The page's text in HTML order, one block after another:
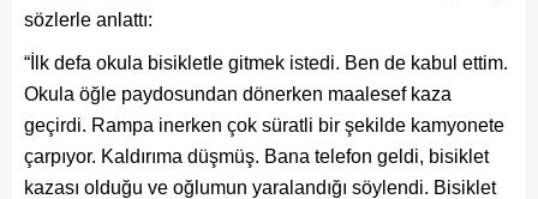
sözlerle anlattı:
“İlk defa okula bisikletle gitmek istedi. Ben de kabul ettim.
Okula öğle paydosundan dönerken maalesef kaza
geçirdi. Rampa inerken çok süratli bir şekilde kamyonete
çarpıyor. Kaldırıma düşmüş. Bana telefon geldi, bisiklet
kazası olduğu ve oğlumun yaralandığı söylendi. Bisiklet